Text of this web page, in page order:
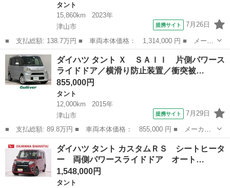
タント
15,860km
2023年
津山市
提携サイト 7月26日
■ 支払総額: 138.7万円 ■ 車両本体価格： 1,314,000 円 ■ メーカ
ー名： ダイハツ ■ 車種名： タント ■ グレード名： Ｘ シー
トヒーター 左側パワースライドドア オートライト キーフリー
アイドリ...
岡山 津山市 タント
ダイハツ タント Ｘ ＳＡＩＩ 片側パワース
ライドドア／横滑り防止装置／衝突被…
855,000円
タント
12,000km
2015年
津山市
提携サイト 7月29日
■ 支払総額: 89.8万円 ■ 車両本体価格： 855,000 円 ■ メーカー
名： ダイハツ ■ 車種名： タント ■ グレード名： Ｘ ＳＡＩ
Ｉ 片側パワースライドドア／横滑り防止装置／衝突被害軽減システ
ム／純正ナビ...
岡山 津山市 タント
ダイハツ タント カスタムＲＳ シートヒータ
ー 両側パワースライドドア オート…
1,548,000円
タント